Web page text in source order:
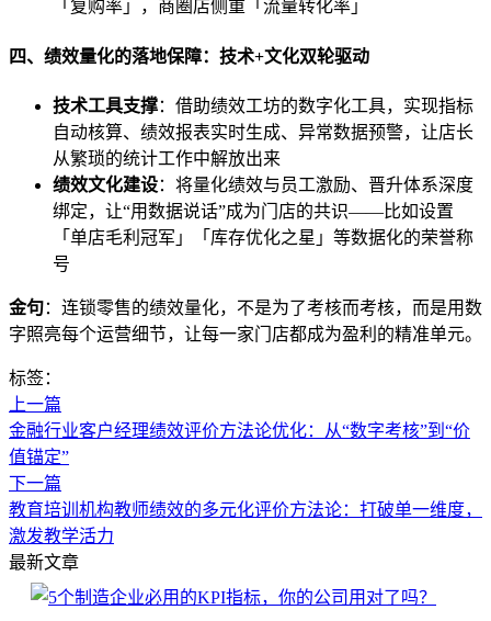
「复购率」，商圈店侧重「流量转化率」
四、绩效量化的落地保障：技术+文化双轮驱动
技术工具支撑：借助绩效工坊的数字化工具，实现指标
自动核算、绩效报表实时生成、异常数据预警，让店长
从繁琐的统计工作中解放出来
绩效文化建设：将量化绩效与员工激励、晋升体系深度
绑定，让“用数据说话”成为门店的共识——比如设置
「单店毛利冠军」「库存优化之星」等数据化的荣誉称
号
金句：连锁零售的绩效量化，不是为了考核而考核，而是用数
字照亮每个运营细节，让每一家门店都成为盈利的精准单元。
标签：
上一篇
金融行业客户经理绩效评价方法论优化：从“数字考核”到“价
值锚定”
下一篇
教育培训机构教师绩效的多元化评价方法论：打破单一维度，
激发教学活力
最新文章